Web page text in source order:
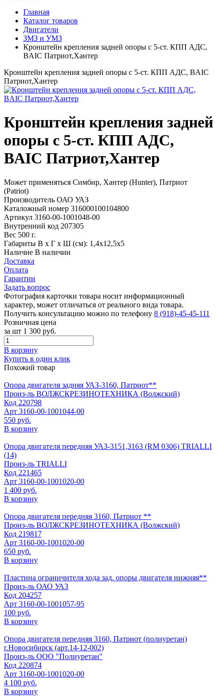
Главная
Каталог товаров
Двигатели
ЗМЗ и УМЗ
Кронштейн крепления задней опоры с 5-ст. КПП АДС,
BAIC Патриот,Хантер
Кронштейн крепления задней опоры с 5-ст. КПП АДС, BAIC
Патриот,Хантер
Кронштейн крепления задней
опоры с 5-ст. КПП АДС,
BAIC Патриот,Хантер
Может применяться Симбир, Хантер (Hunter), Патриот
(Patriot)
Производитель ОАО УАЗ
Каталожный номер 316000100104800
Артикул 3160-00-1001048-00
Внутренний код 207305
Вес 500 г.
Габариты В х Г х Ш (см): 1,4х12,5х5
Наличие В наличии
Доставка
Оплата
Гарантии
Задать вопрос
Фотография карточки товара носит информационный
характер, может отличаться от реального вида товара.
Получить консультацию можно по телефону 8 (918)-45-45-111
Розничная цена
за шт 1 300 руб.
В корзину
Купить в один клик
Похожий товар
Опора двигателя задняя УАЗ-3160, Патриот**
Произ-ль ВОЛЖСКРЕЗИНОТЕХНИКА (Волжский)
Код 220798
Арт 3160-00-1001044-00
550 руб.
В корзину
Опора двигателя передняя УАЗ-3151,3163 (RM 0306) TRIALLI
(14)
Произ-ль TRIALLI
Код 221465
Арт 3160-00-1001020-00
1 400 руб.
В корзину
Опора двигателя передняя 3160, Патриот **
Произ-ль ВОЛЖСКРЕЗИНОТЕХНИКА (Волжский)
Код 219817
Арт 3160-00-1001020-00
650 руб.
В корзину
Пластина ограничителя хода зад. опоры двигателя нижняя**
Произ-ль ОАО УАЗ
Код 204257
Арт 3160-00-1001057-95
100 руб.
В корзину
Опора двигателя передняя 3160, Патриот (полиуретан)
г.Новосибирск (арт.14-12-002)
Произ-ль ООО "Полиуретан"
Код 220874
Арт 3160-00-1001020-00
4 100 руб.
В корзину